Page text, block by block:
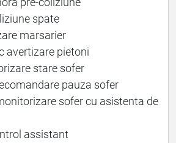
spate
marsarier
avertizare pietoni
stare sofer
pauza sofer
sofer cu asistenta de
assistant